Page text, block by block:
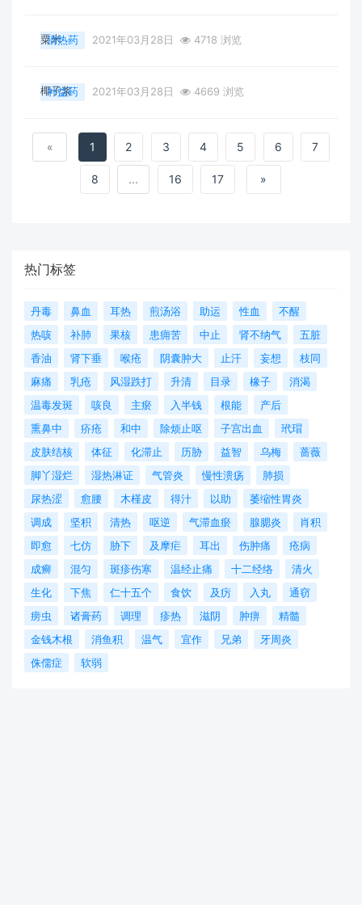
粟米
清热药 2021年03月28日 4718 浏览
椰子浆
补益药 2021年03月28日 4669 浏览
« 1 2 3 4 5 6 7
8 ... 16 17 »
热门标签
丹毒 鼻血 耳热 煎汤浴 助运 性血
不醒
热咳
补肺 果核 患痈苦 中止 肾不纳气
五脏
香油
肾下垂 喉疮 阴囊肿大 止汗 妄想
枝同
麻痛
乳疮 风湿跌打 升清 目录 橡子
消渴
温毒发斑
咳良 主瘀 入半钱 根能
产后
熏鼻中
疥疮 和中 除烦止呕 子宫出血
玳瑁
皮肤结核
体征 化滞止 历胁 益智 乌梅
蔷薇
脚丫湿烂
湿热淋证 气管炎 慢性溃疡
肺损
尿热涩
愈腰 木槿皮 得汁 以助
萎缩性胃炎
调成
坚积 清热 呕逆 气滞血瘀 腺腮炎
肖积
即愈
七仿 胁下 及摩疟 耳出 伤肿痛
疮病
成癣
混匀 斑疹伤寒 温经止痛 十二经络
清火
生化
下焦 仁十五个 食饮 及疠 入丸
通窃
痨虫
诸膏药 调理 疹热 滋阴 肿痹
精髓
金钱木根
消鱼积 温气 宜作 兄弟
牙周炎
侏儒症
软弱